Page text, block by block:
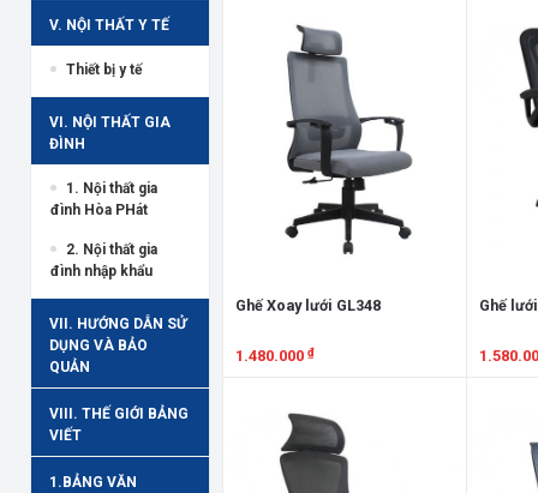
V. NỘI THẤT Y TẾ
Thiết bị y tế
VI. NỘI THẤT GIA
ĐÌNH
1. Nội thất gia
đình Hòa PHát
2. Nội thất gia
đình nhập khẩu
VII. HƯỚNG DẪN SỬ
DỤNG VÀ BẢO
QUẢN
VIII. THẾ GIỚI BẢNG
VIẾT
1.BẢNG VĂN
Ghế Xoay lưới GL348
1.480.000 ₫
Ghế